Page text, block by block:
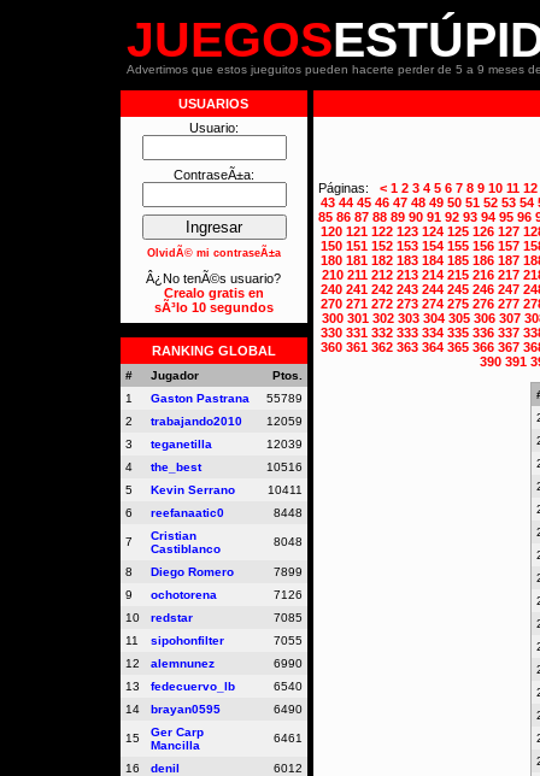
JUEGOS
Advertimos que estos jueguitos pueden hacerte perder de 5 a 9 meses
USUARIOS
Usuario:
ContraseÃ±a:
OlvidÃ© mi contraseÃ±a
Â¿No tenÃ©s usuario?
Crealo gratis en
sÃ³lo 10 segundos
RANKING GLOBAL
# Jugador
Ptos.
1
Gaston Pastrana
55789
2
trabajando2010
12059
3
teganetilla
12039
4
the_best
10516
5
Kevin Serrano
10411
6
reefanaatic0 8448
7
Cristian
Castiblanco
8048
8 Diego Romero
7899
9
ochotorena
7126
10
redstar
7085
11
sipohonfilter
7055
12
alemnunez
6990
13
fedecuervo_lb
6540
14
brayan0595 6490
15
Ger Carp
Mancilla
6461
16 denil
6012
Páginas: < 1 2 3 4 5 6 7 8 9 10 11 12
43 44 45 46 47 48 49 50 51 52 53 54
85 86 87 88 89 90 91 92 93 94 95 96
120 121 122 123 124 125 126 127
150 151 152 153 154 155 156 157
180 181 182 183 184 185 186 187
210 211 212 213 214 215 216 217
240 241 242 243 244 245 246 247
270 271 272 273 274 275 276 277
300 301 302 303 304 305 306 307
330 331 332 333 334 335 336 337
360 361 362 363 364 365 366 367
390 391